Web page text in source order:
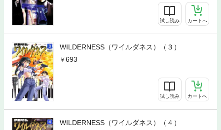
試し読み カートへ
WILDERNESS（ワイルダネス）（３）
693
試し読み カートへ
WILDERNESS（ワイルダネス）（４）